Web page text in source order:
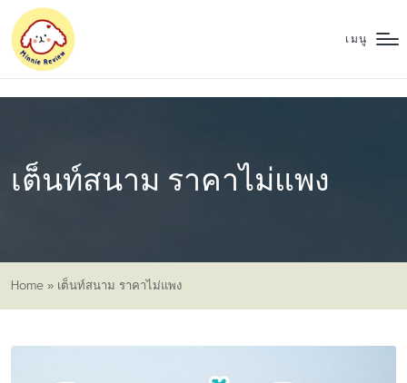
เมนู
เต็นท์สนาม ราคาไม่แพง
Home » เต็นท์สนาม ราคาไม่แพง